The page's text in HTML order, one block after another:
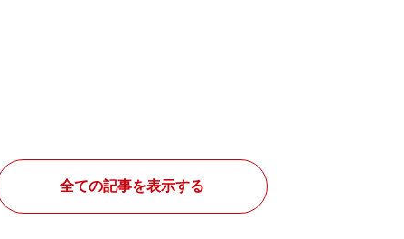
全ての記事を表示する